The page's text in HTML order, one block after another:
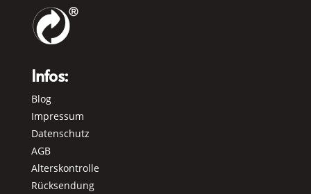
Infos:
Blog
Impressum
Datenschutz
AGB
Alterskontrolle
Rücksendung